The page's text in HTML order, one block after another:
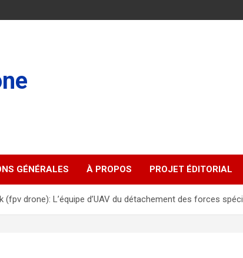
GÉNÉRALES À PROPOS PROJET ÉDITORIAL
(fpv drone): L’équipe d’UAV du détachement des forces